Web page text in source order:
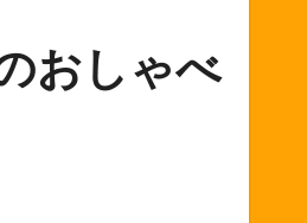
おしゃべ